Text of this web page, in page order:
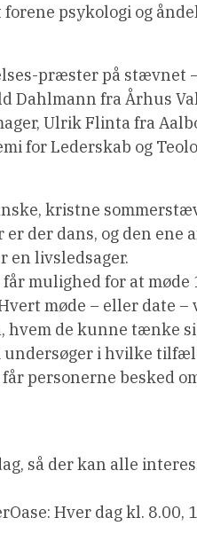
psykologi og
præster på stævnet
Dahlmann fra Århus
Ulrik Flinta fra
for Lederskab og
kristne
der dans, og den ene
en livsledsager.
mulighed for at møde
møde – eller date
de kunne tænke
i hvilke
personerne besked
så der kan alle
Hver dag kl. 8.00,